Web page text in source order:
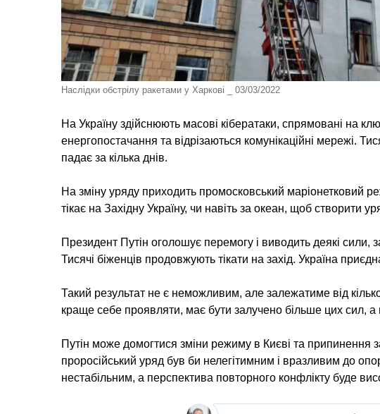
Наслідки обстрілу ракетами у Харкові _ 03/03/2022
На Україну здійснюють масові кібератаки, спрямовані на
енергопостачання та відрізаються комунікаційні мережі.
падає за кілька днів.
На зміну уряду приходить промосковський маріонетковий
тікає на Західну Україну, чи навіть за океан, щоб створити
Президент Путін оголошує перемогу і виводить деякі
Тисячі біженців продовжують тікати на захід. Україна
Такий результат не є неможливим, але залежатиме від
краще себе проявляти, має бути залучено більше цих сил,
Путін може домогтися зміни режиму в Києві та припинення
проросійський уряд був би нелегітимним і вразливим до
нестабільним, а перспектива повторного конфлікту буде